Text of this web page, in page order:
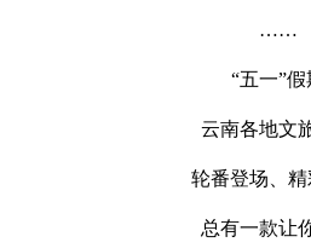
……
“五一”假
云南各地文
轮番登场、
总有一款让